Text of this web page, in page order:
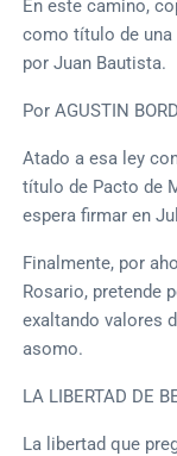
En este camino,
como título de una
por Juan Bautista.
Por AGUSTIN
Atado a esa ley
título de Pacto de
espera firmar en
Finalmente, por
Rosario, pretende
exaltando valores
asomo.
LA LIBERTAD DE
La libertad que